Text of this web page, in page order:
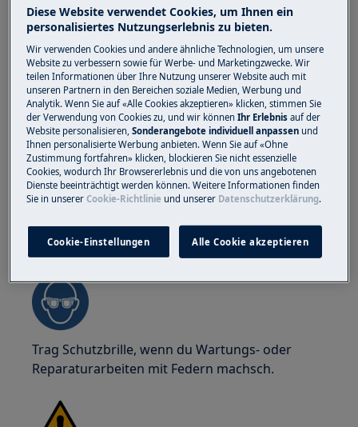
Sorg immer für Vorsicht beim Verschieben von
Apparaten. Für schwere Geräte isch es am
sicherste, wenn zwei Persone es bewege.
Benutz immer Sicherheitshandschuhe und
Sicherheitsschuhe. Trag
d'Sicherheitshandschuhe jederzeit, um dich vor
Schnitte vo scharfe Kante z'schütze.
WARNUNG!GEFAHR VON
AUGENVERLETZUNGEN
Trag Schutzbrille, wenn du Wartungs- oder
Reparaturarbeiten mit Federn machsch.
Diese Website verwendet Cookies, um Ihnen ein
personalisiertes Nutzungserlebnis zu bieten.
Wir verwenden Cookies und andere ähnliche Technologien, um unsere
Website zu verbessern sowie für Werbe- und Marketingzwecke. Wir
teilen Informationen über Ihre Nutzung unserer Website auch mit
unseren Partnern in den Bereichen soziale Medien, Werbung und
Analytik. Wenn Sie auf «Alle Cookies akzeptieren» klicken, stimmen Sie
der Verwendung von Cookies zu, und wir könnenIhr Erlebnisauf der
Website personalisieren,Sonderangebote individuell anpassen und
Ihnen personalisierte Werbung anbieten. Wenn Sie auf «Ohne
Zustimmung fortfahren» klicken, blockieren Sie nicht essenzielle
Cookies, wodurch Ihr Browsererlebnis und die von uns angebotenen
Dienste beeinträchtigt werden können. Weitere Informationen finden
Sie in unsererCookie-Richtlinie und unserer Datenschutzerklärung.
Cookie-Einstellungen Alle Cookie akzeptieren